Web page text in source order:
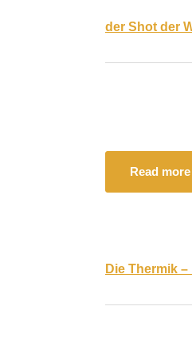
der Shot der
Read more
Die Thermik